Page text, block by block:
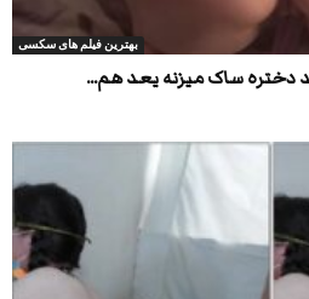
بهترین فیلم های سکسی
دختره ساک میزنه یعد هم...